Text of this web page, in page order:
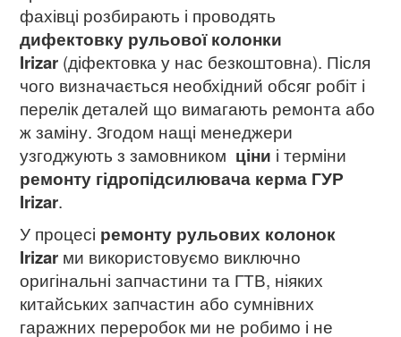
фахівці розбирають і проводять
дифектовку рульової колонки
Irizar (діфектовка у нас безкоштовна). Після
чого визначається необхідний обсяг робіт і
перелік деталей що вимагають ремонта або
ж заміну. Згодом нащі менеджери
узгоджують з замовником ціни і терміни
ремонту гідропідсилювача керма ГУР
Irizar.
У процесі ремонту рульових колонок
Irizar ми використовуємо виключно
оригінальні запчастини та ГТВ, ніяких
китайських запчастин або сумнівних
гаражних переробок ми не робимо і не